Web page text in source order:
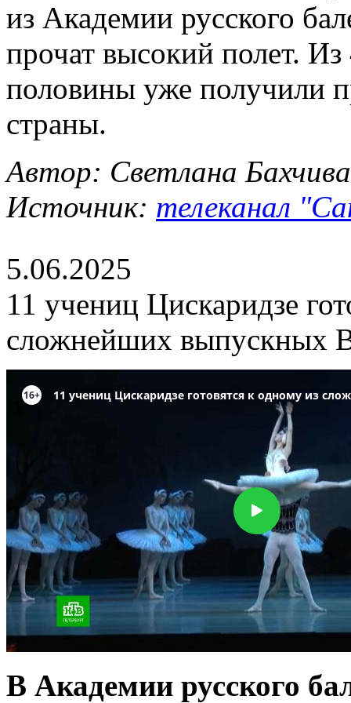
из Академии русского
прочат высокий полет.
половины уже получили
страны.
Автор: Светлана
Источник: телеканал
5.06.2025
11 учениц Цискаридзе
сложнейших выпускных
В Академии русского